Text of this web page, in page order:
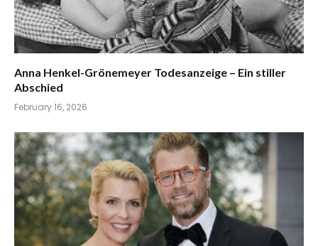
Anna Henkel-Grönemeyer Todesanzeige – Ein stiller
Abschied
February 16, 2026